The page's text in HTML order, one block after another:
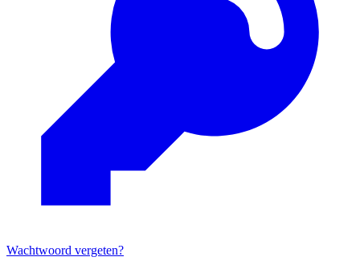
Wachtwoord vergeten?